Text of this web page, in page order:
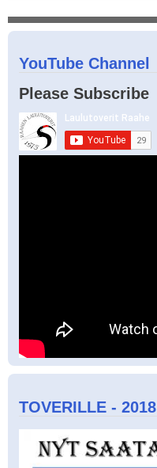
YouTube Channel
Please Subscribe
TOVERILLE - 2018